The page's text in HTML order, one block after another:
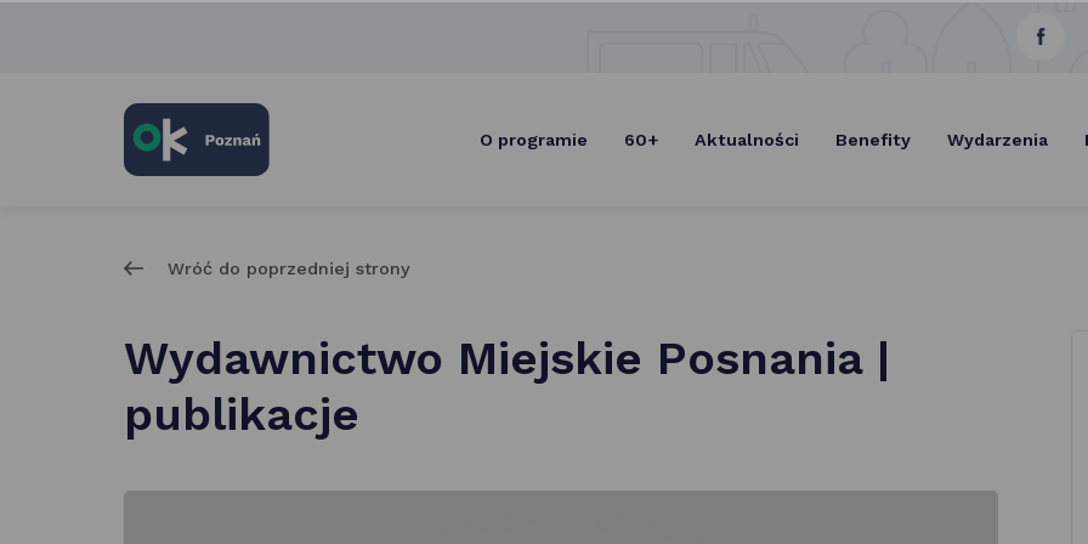
Selectlink
O programie 60+ Aktualności Benefity Wydarzenia
Wróć do poprzedniej strony
Wydawnictwo Miejskie Posnania |
publikacje